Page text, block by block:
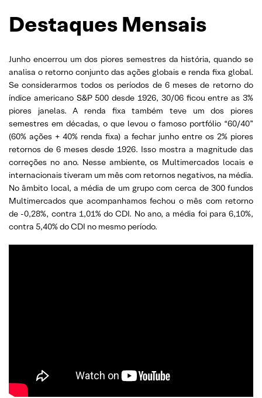
Destaques Mensais
Junho encerrou um dos piores semestres da história, quando se
analisa o retorno conjunto das ações globais e renda fixa global.
Se considerarmos todos os períodos de 6 meses de retorno do
índice americano S&P 500 desde 1926, 30/06 ficou entre as 3%
piores janelas. A renda fixa também teve um dos piores
semestres em décadas, o que levou o famoso portfólio “60/40”
(60% ações + 40% renda fixa) a fechar junho entre os 2% piores
retornos de 6 meses desde 1926. Isso mostra a magnitude das
correções no ano. Nesse ambiente, os Multimercados locais e
internacionais tiveram um mês com retornos negativos, na média.
No âmbito local, a média de um grupo com cerca de 300 fundos
Multimercados que acompanhamos fechou o mês com retorno
de -0,28%, contra 1,01% do CDI. No ano, a média foi para 6,10%,
contra 5,40% do CDI no mesmo período.